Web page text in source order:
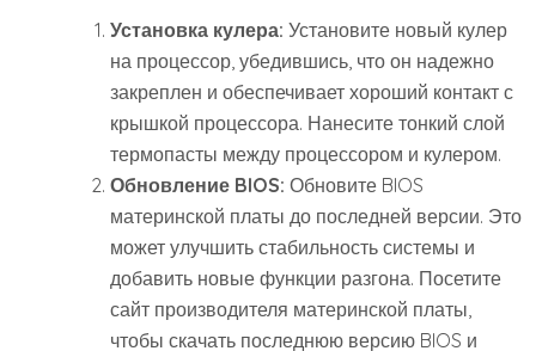
Установка кулера: Установите новый кулер
на процессор, убедившись, что он надежно
закреплен и обеспечивает хороший контакт с
крышкой процессора. Нанесите тонкий слой
термопасты между процессором и кулером.
Обновление BIOS: Обновите BIOS
материнской платы до последней версии. Это
может улучшить стабильность системы и
добавить новые функции разгона. Посетите
сайт производителя материнской платы,
чтобы скачать последнюю версию BIOS и